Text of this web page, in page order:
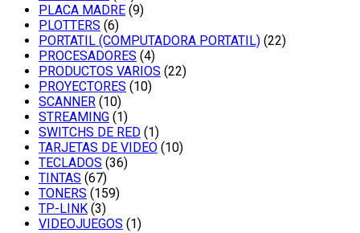
PLACA MADRE (9)
PLOTTERS (6)
PORTATIL (COMPUTADORA PORTATIL) (22)
PROCESADORES (4)
PRODUCTOS VARIOS (22)
PROYECTORES (10)
SCANNER (10)
STREAMING (1)
SWITCHS DE RED (1)
TARJETAS DE VIDEO (10)
TECLADOS (36)
TINTAS (67)
TONERS (159)
TP-LINK (3)
VIDEOJUEGOS (1)